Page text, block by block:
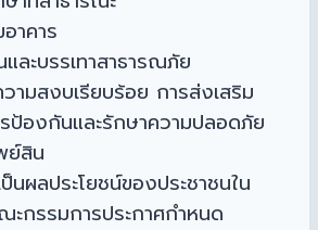
าคาร
ละบรรเทาสาธารณภัย
ามสงบเรียบร้อย การส่งเสริม
ป้องกันและรักษาความปลอดภัย
ย์สิน
นผลประโยชน์ของประชาชนใน
กรรมการประกาศกำหนด